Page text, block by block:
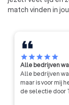
match vinden in
starstarstarstarstar
Alle bedrijven
Alle bedrijven
maar is voor mij
de selectie door